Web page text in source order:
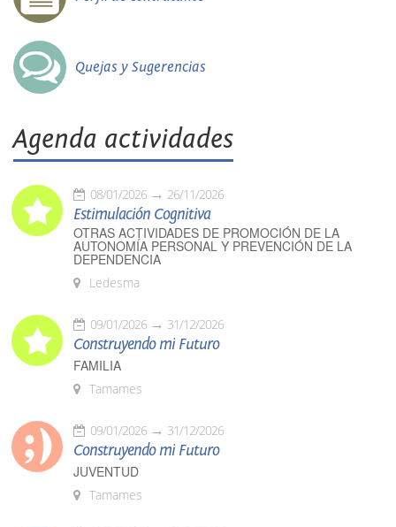
Quejas y Sugerencias
Agenda actividades
08/01/2026 26/11/2026
Estimulación Cognitiva
OTRAS ACTIVIDADES DE PROMOCIÓN DE LA
AUTONOMÍA PERSONAL Y PREVENCIÓN DE LA
DEPENDENCIA
Ledesma
09/01/2026 31/12/2026
Construyendo mi Futuro
FAMILIA
Tamames
09/01/2026 31/12/2026
Construyendo mi Futuro
JUVENTUD
Tamames